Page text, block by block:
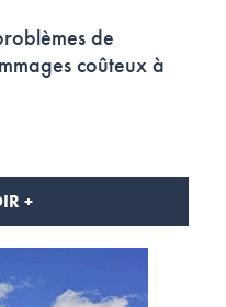
de
coûteux à
+